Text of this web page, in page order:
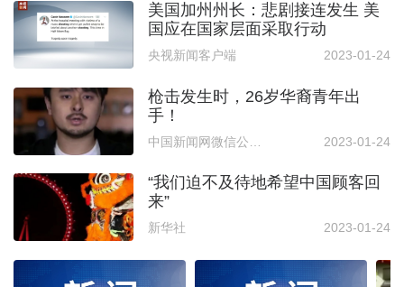
美国加州州长：悲剧接连发生 美
国应在国家层面采取行动
央视新闻客户端 2023-01-24
枪击发生时，26岁华裔青年出
手！
2023-01-24
“我们迫不及待地希望中国顾客回
来”
新华社 2023-01-24